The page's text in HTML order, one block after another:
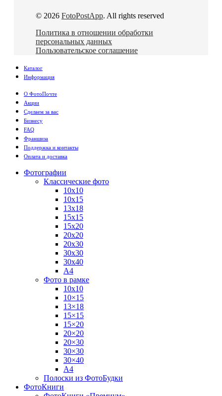
© 2026 FotoPostApp. All rights reserved
Политика в отношении обработки
персональных данных
Пользовательское соглашение
Каталог
Информация
О ФотоПочте
Акции
Сделаем за вас
Бизнесу
FAQ
Франшиза
Поддержка и контакты
Оплата и доставка
Фотографии
Классические фото
10х10
10х15
13х18
15х15
15х20
20х20
20х30
30х30
30х40
А4
Фото в рамке
10х10
10×15
13×18
15×15
15×20
20×20
20×30
30×30
30×40
A4
Полоски из ФотоБудки
ФотоКниги